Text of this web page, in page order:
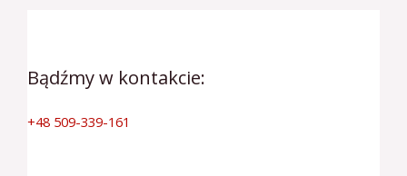
Bądźmy w kontakcie:
+48 509-339-161